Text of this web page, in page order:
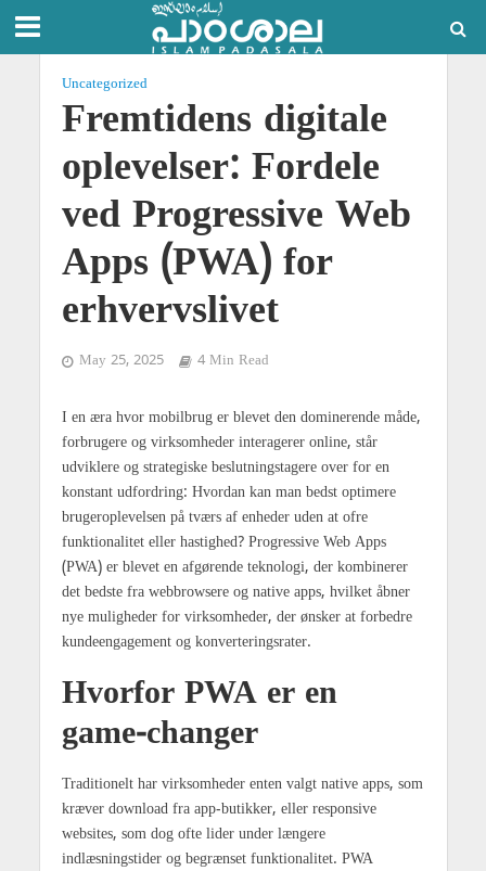
Uncategorized
Fremtidens digitale
oplevelser: Fordele
ved Progressive Web
Apps (PWA) for
erhvervslivet
May 25, 2025 4 Min Read
I en æra hvor mobilbrug er blevet den dominerende måde,
forbrugere og virksomheder interagerer online, står
udviklere og strategiske beslutningstagere over for en
konstant udfordring: Hvordan kan man bedst optimere
brugeroplevelsen på tværs af enheder uden at ofre
funktionalitet eller hastighed? Progressive Web Apps
(PWA) er blevet en afgørende teknologi, der kombinerer
det bedste fra webbrowsere og native apps, hvilket åbner
nye muligheder for virksomheder, der ønsker at forbedre
kundeengagement og konverteringsrater.
Hvorfor PWA er en
game-changer
Traditionelt har virksomheder enten valgt native apps, som
kræver download fra app-butikker, eller responsive
websites, som dog ofte lider under længere
indlæsningstider og begrænset funktionalitet. PWA